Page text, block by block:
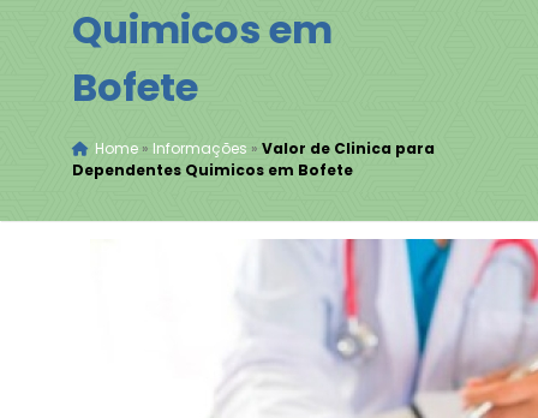
Quimicos em
Bofete
Home» Informações » Valor de Clinica para
Dependentes Quimicos em Bofete